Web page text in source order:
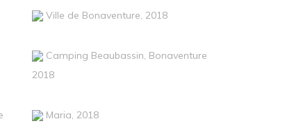
Ville de Bonaventure, 2018
Camping Beaubassin, Bonaventure
2018
Maria, 2018